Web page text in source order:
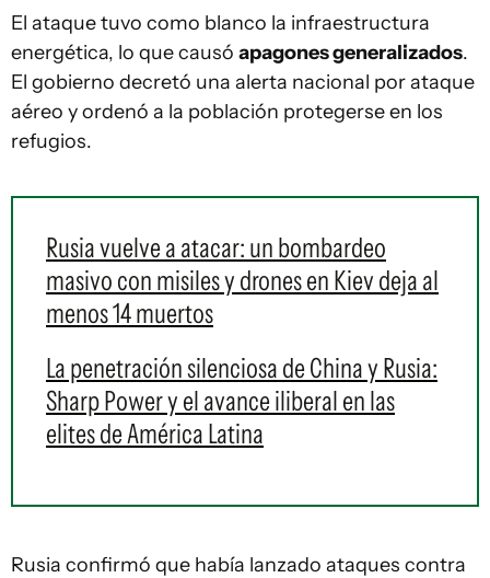
El ataque tuvo como blanco la infraestructura
energética, lo que causó apagones generalizados.
El gobierno decretó una alerta nacional por ataque
aéreo y ordenó a la población protegerse en los
refugios.
Rusia vuelve a atacar: un bombardeo
masivo con misiles y drones en Kiev deja al
menos 14 muertos
La penetración silenciosa de China y Rusia:
Sharp Power y el avance iliberal en las
elites de América Latina
Rusia confirmó que había lanzado ataques contra